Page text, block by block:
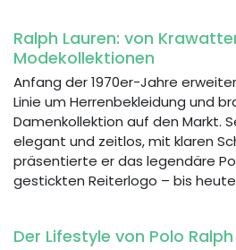
Ralph Lauren: von
Modekollektionen
Anfang der 1970er-Jahre
Linie um Herrenbekleidung und
Damenkollektion auf den Markt.
elegant und zeitlos, mit klaren
präsentierte er das legendäre
gestickten Reiterlogo – bis
Der Lifestyle von Polo